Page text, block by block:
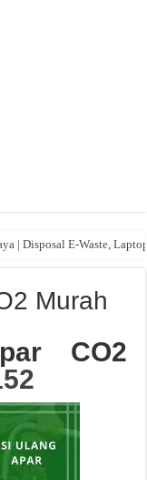
| Disposal E-Waste,
Murah
CO2